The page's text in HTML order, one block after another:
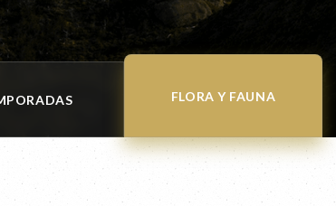
FLORA Y FAUNA